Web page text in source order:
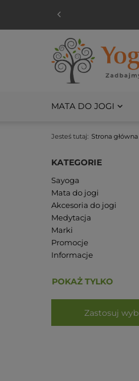
MATA DO JOGI
Jesteś tutaj: Strona główna
KATEGORIE
Sayoga
Mata do jogi
Akcesoria do jogi
Medytacja
Marki
Promocje
Informacje
POKAŻ TYLKO
Zastosuj